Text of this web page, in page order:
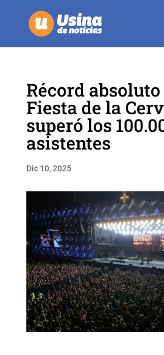
Récord
Fiesta de la
superó los
asistentes
Dic 10, 2025